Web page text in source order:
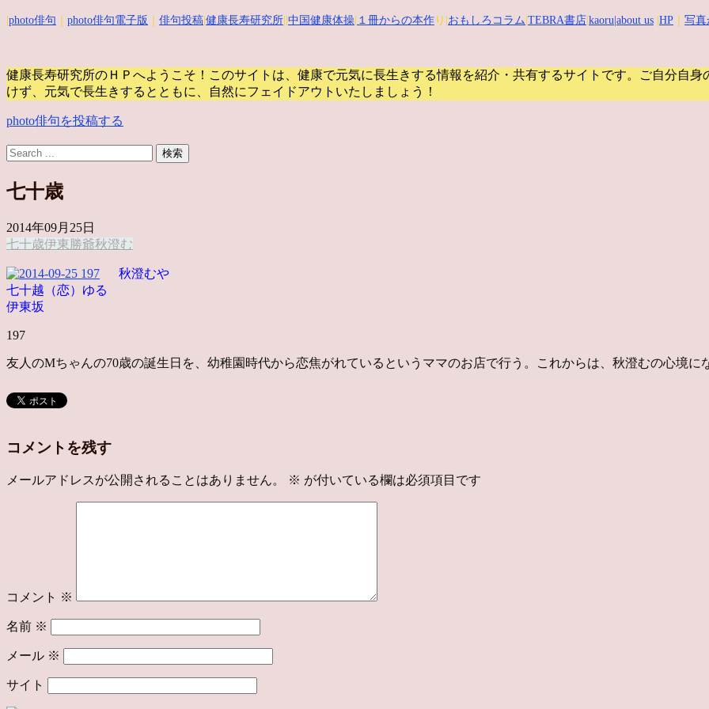
photo俳句 photo俳句電子版 俳句投稿 健康長寿研究所 中国健康体操 １冊からの本作 り| おもしろコラム TEBRA書店 kaoru |about us HP 写真
健康長寿研究所のＨＰへようこそ！このサイトは、健康で元気に長生きする情報を紹介・共有するサイトです。
ご自分自身
けず、元気で長生きするとともに、自然にフェイドアウトいたしましょう！
photo俳句を投稿する
七十歳
2014年09月25日
七十歳伊東 勝爺秋澄む
秋澄むや
七十越（恋）ゆる
伊東坂
197
友人のMちゃんの70歳の誕生日を、幼稚園時代から恋焦がれているというママのお店で行う。これからは、秋澄むの心境に
コメントを残す
メールアドレスが公開されることはありません。 ※ が付いている欄は必須項目です
コメント ※
名前 ※
メール ※
サイト